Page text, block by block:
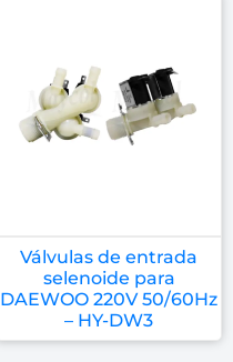
Válvulas de entrada
selenoide para
DAEWOO 220V 50/60Hz
– HY-DW3